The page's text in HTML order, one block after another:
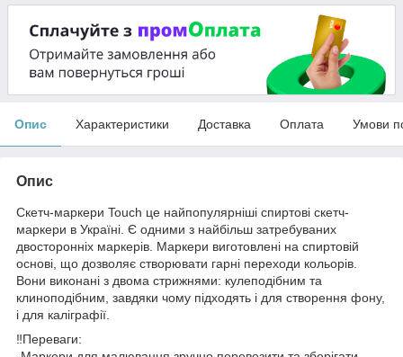
Опис Характеристики Доставка Оплата Умови
Опис
Скетч-маркери Touch це найпопулярніші спиртові скетч-
маркери в Україні. Є одними з найбільш затребуваних
двосторонніх маркерів. Маркери виготовлені на спиртовій
основі, що дозволяє створювати гарні переходи кольорів.
Вони виконані з двома стрижнями: кулеподібним та
клиноподібним, завдяки чому підходять і для створення фону,
і для каліграфії.
‼️Переваги: